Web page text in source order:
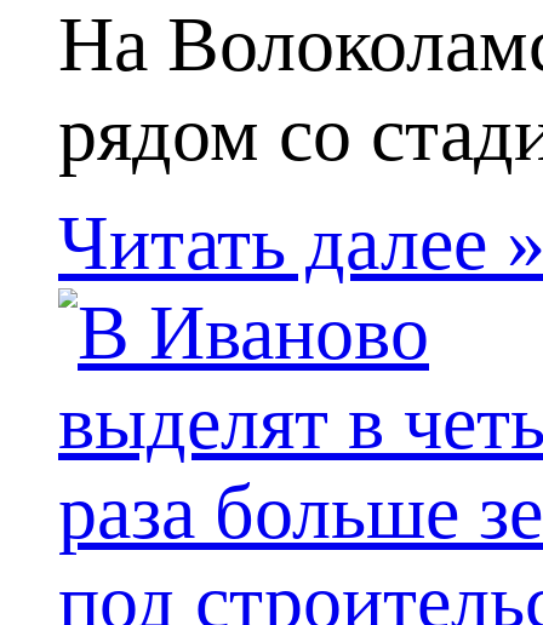
На
рядом со
Читать далее